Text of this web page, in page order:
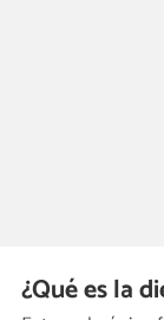
¿Qué es la